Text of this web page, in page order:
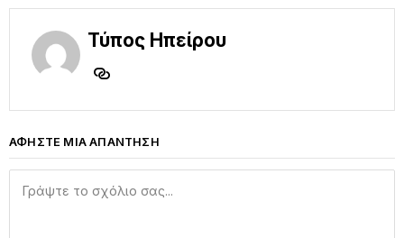
Τύπος Ηπείρου
ΑΦΗΣΤΕ ΜΙΑ ΑΠΑΝΤΗΣΗ